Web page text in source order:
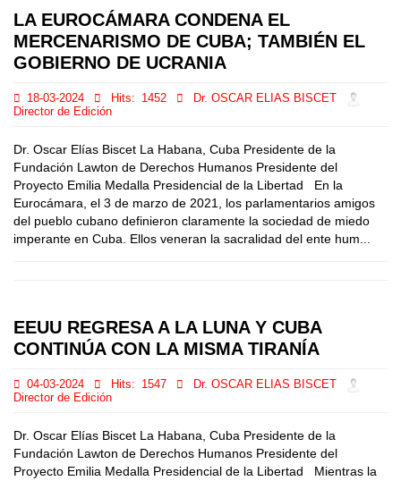
LA EUROCÁMARA CONDENA EL
MERCENARISMO DE CUBA; TAMBIÉN EL
GOBIERNO DE UCRANIA
18-03-2024 Hits: 1452
Dr. OSCAR ELIAS BISCET
Director de Edición
Dr. Oscar Elías Biscet La Habana, Cuba Presidente de la
Fundación Lawton de Derechos Humanos Presidente del
Proyecto Emilia Medalla Presidencial de la Libertad En la
Eurocámara, el 3 de marzo de 2021, los parlamentarios amigos
del pueblo cubano definieron claramente la sociedad de miedo
imperante en Cuba. Ellos veneran la sacralidad del ente hum...
EEUU REGRESA A LA LUNA Y CUBA
CONTINÚA CON LA MISMA TIRANÍA
04-03-2024 Hits: 1547
Dr. OSCAR ELIAS BISCET
Director de Edición
Dr. Oscar Elías Biscet La Habana, Cuba Presidente de la
Fundación Lawton de Derechos Humanos Presidente del
Proyecto Emilia Medalla Presidencial de la Libertad Mientras la